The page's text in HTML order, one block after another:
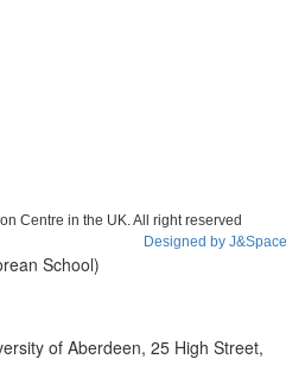
Centre in the UK. All right reserved
Designed by J&Space
School)
of Aberdeen, 25 High Street,